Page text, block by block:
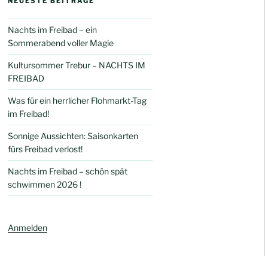
Nachts im Freibad – ein
Sommerabend voller Magie
Kultursommer Trebur – NACHTS IM
FREIBAD
Was für ein herrlicher Flohmarkt-Tag
im Freibad!
Sonnige Aussichten: Saisonkarten
fürs Freibad verlost!
Nachts im Freibad – schön spät
schwimmen 2026 !
Anmelden